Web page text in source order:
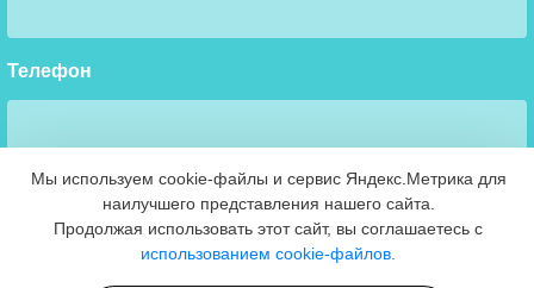
Телефон
Я ознакомлен(а) с Политикой конфиденциальности
и даю
свое cогласие на обработку персональных данных
Мы используем cookie-файлы и сервис Яндекс.Метрика для
наилучшего представления нашего сайта.
Продолжая использовать этот сайт, вы соглашаетесь с
использованием cookie-файлов.